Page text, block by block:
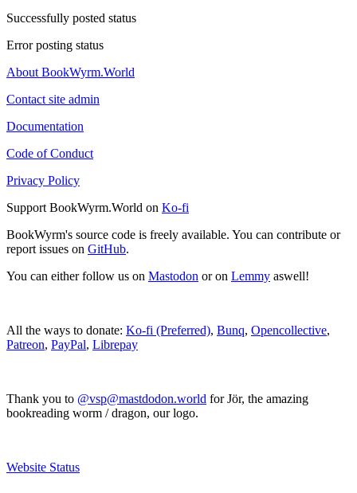
Successfully posted status
Error posting status
About BookWyrm.World
Contact site admin
Documentation
Code of Conduct
Privacy Policy
Support BookWyrm.World on Ko-fi
BookWyrm's source code is freely available. You can contribute or
report issues on GitHub.
You can either follow us on Mastodon or on Lemmy aswell!
All the ways to donate: Ko-fi (Preferred), Bunq, Opencollective,
Patreon, PayPal, Librepay
Thank you to @vsp@mastdodon.world for Jör, the amazing
bookreading worm / dragon, our logo.
Website Status